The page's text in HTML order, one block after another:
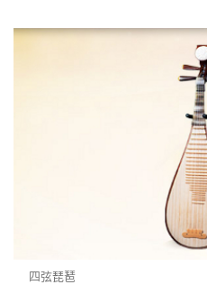
四弦琵琶